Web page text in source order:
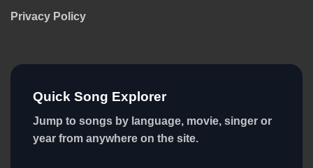
Privacy Policy
Quick Song Explorer
Jump to songs by language, movie, singer or
year from anywhere on the site.